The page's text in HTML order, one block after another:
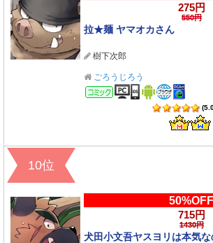
275円
550円
拉★麺 ヤマオカさん
樹下次郎
ごろうじろう
コミック
10位
50%OFF
715円
1430円
犬田小文吾ヤスヨリは本気な